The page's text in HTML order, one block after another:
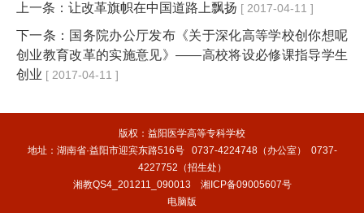
上一条： 让改革旗帜在中国道路上飘扬 [ 2017-04-11 ]
下一条： 国务院办公厅发布《关于深化高等学校创你想呢
创业教育改革的实施意见》——高校将设必修课指导学生
创业 [ 2017-04-11 ]
版权：益阳医学高等专科学校
地址：湖南省·益阳市迎宾东路516号 0737-4224748（办公室） 0737-
4227752（招生处）
湘教QS4_201211_090013 湘ICP备09005607号
电脑版